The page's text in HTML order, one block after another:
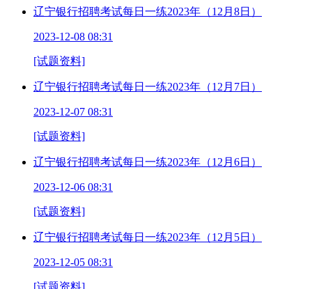
辽宁银行招聘考试每日一练2023年（12月8日）
2023-12-08 08:31
[试题资料]
辽宁银行招聘考试每日一练2023年（12月7日）
2023-12-07 08:31
[试题资料]
辽宁银行招聘考试每日一练2023年（12月6日）
2023-12-06 08:31
[试题资料]
辽宁银行招聘考试每日一练2023年（12月5日）
2023-12-05 08:31
[试题资料]